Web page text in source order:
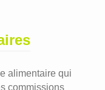
alimentaire qui
commissions